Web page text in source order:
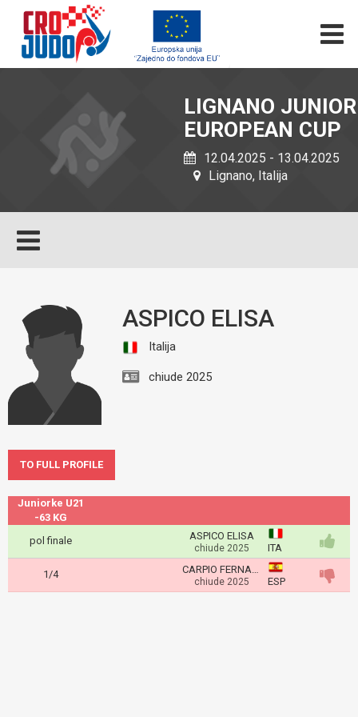
LIGNANO JUNIOR
EUROPEAN CUP
12.04.2025 - 13.04.2025
Lignano, Italija
ASPICO ELISA
Italija
chiude 2025
TO FULL PROFILE
Juniorke U21
-63 KG
pol finale
ASPICO ELISA
chiude 2025 ITA
1/4 CARPIO FERNANDEZ Lucia
chiude 2025 ESP